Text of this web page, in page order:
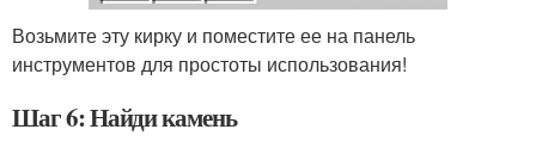
Возьмите эту кирку и поместите ее на панель
инструментов для простоты использования!
Шаг 6: Найди камень